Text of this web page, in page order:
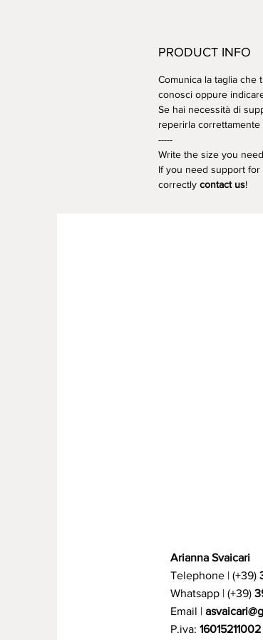
PRODUCT INFO
Comunica la taglia che
conosci oppure
Se hai necessità di
reperirla correttamente
-----
Write the size you
If you need support
correctly contact us!
Arianna Svaicari
Telephone | (+39)
Whatsapp | (+39)
Email |
P.iva: 16015211002